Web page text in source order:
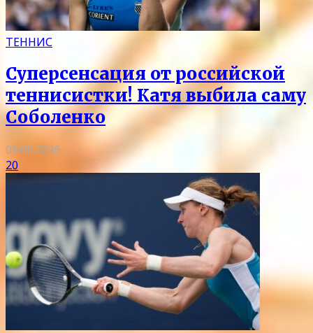
ТЕННИС
Суперсенсация от российской
теннисистки! Катя выбила саму
Соболенко
09.08.2026
20